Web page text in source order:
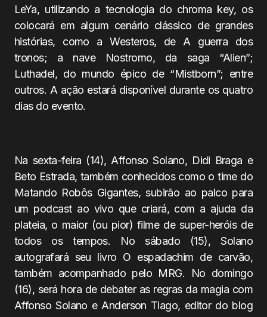
LeYa, utilizando a tecnologia do chroma key, os
colocará em algum cenário clássico de grandes
histórias, como a Westeros, de A guerra dos
tronos; a nave Nostromo, da saga “Alien”;
Luthadel, do mundo épico de “Mistborn”; entre
outros. A ação estará disponível durante os quatro
dias do evento.
Na sexta-feira (14), Affonso Solano, Didi Braga e
Beto Estrada, também conhecidos como o time do
Matando Robôs Gigantes, subirão ao palco para
um podcast ao vivo que criará, com a ajuda da
plateia, o maior (ou pior) filme de super-heróis de
todos os tempos. No sábado (15), Solano
autografará seu livro O espadachim de carvão,
também acompanhado pelo MRG. No domingo
(16), será hora de debater as regras da magia com
Affonso Solano e Anderson Tiago, editor do blog